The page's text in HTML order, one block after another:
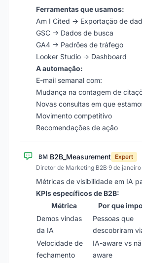
Ferramentas que usamos:
Am I Cited → Exportação de
GSC → Dados de busca
GA4 → Padrões de tráfego
Looker Studio → Dashboard
A automação:
E-mail semanal com:
Mudança na contagem de
Novas consultas em que
Movimento competitivo
Recomendações de ação
BM B2B_Measurement Expert
Diretor de Marketing B2B·9 de
Métricas de visibilidade em IA
KPIs específicos de B2B:
Métrica
Por que
Demos vindas
da IA
Pessoas que
descobriram
Velocidade de
fechamento
IA-aware vs
aware